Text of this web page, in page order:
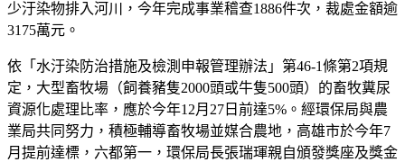
少汙染物排入河川，今年完成事業稽查1886件次，裁處金額逾
3175萬元。
依「水汙染防治措施及檢測申報管理辦法」第46-1條第2項規
定，大型畜牧場（飼養豬隻2000頭或牛隻500頭）的畜牧糞尿
資源化處理比率，應於今年12月27日前達5%。經環保局與農
業局共同努力，積極輔導畜牧場並媒合農地，高雄市於今年7
月提前達標，六都第一，環保局長張瑞琿親自頒發獎座及獎金